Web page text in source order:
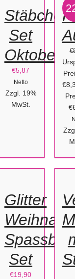
DETAILS
Stäbchen
Set
€5,87
Netto
Zzgl. 19%
MwSt.
/
€
DETAILS
Glitter
Set
€19,90